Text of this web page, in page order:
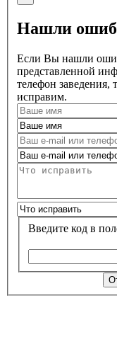
Нашли
Если Вы нашли
представленной
телефон
исправим.
Введите код в